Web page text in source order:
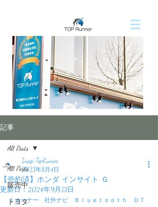
記事
All Posts
販売中
トヨタ
All Posts
【売約済】ホンダ インサイト Ｇ
Inagi TopRunner
2023年8月4日
更新日： 2024年9月13日
１オーナー　社外ナビ　Ｂｌｕｅｔｏｏｔｈ　ＤＴ